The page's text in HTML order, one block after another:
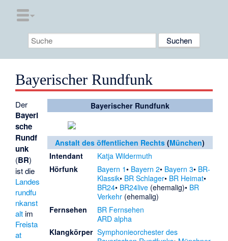
Bayerischer Rundfunk
Bayerischer Rundfunk
Anstalt des öffentlichen Rechts (München)
Intendant
Katja Wildermuth
Hörfunk
Bayern 1 Bayern 2 Bayern 3 BR-
Klassik BR Schlager BR Heimat
BR24 BR24live(ehemalig) BR
Verkehr(ehemalig)
Fernsehen
BR Fernsehen
ARD alpha
Klangkörper Symphonieorchester des
Der
Bayeri
sche
Rundf
unk
(BR)
ist die
Landes
rundfu
nkanst
alt im
Freista
at